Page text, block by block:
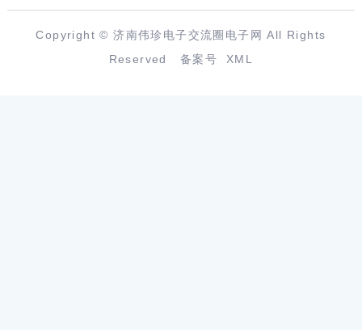
Copyright © 济南伟珍电子交流圈电子网 All Rights
Reserved备案号 XML